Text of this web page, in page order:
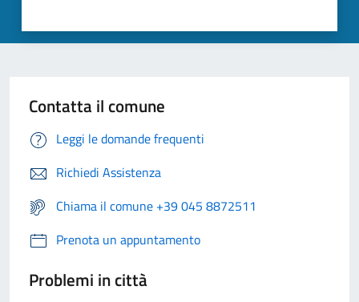
Contatta il comune
Leggi le domande frequenti
Richiedi Assistenza
Chiama il comune +39 045 8872511
Prenota un appuntamento
Problemi in città